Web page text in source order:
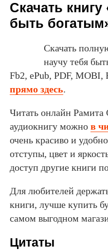
Скачать
быть
Скачать
научу тебя
Fb2, ePub, PDF,
прямо здесь.
Читать онлайн Рамита
аудиокнигу можно в
очень красиво и
отступы, цвет и
доступ другие книги
Для любителей
книги, лучше купить
самом выгодном
Цитаты